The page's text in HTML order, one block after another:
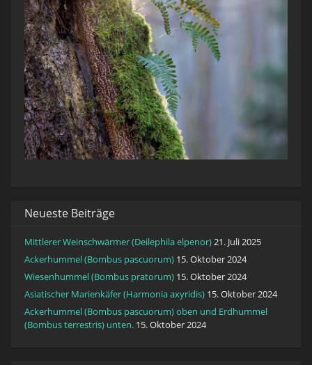
Neueste Beiträge
Mittlerer Weinschwärmer (Deilephila elpenor)21. Juli 2025
Ackerhummel (Bombus pascuorum) 15. Oktober 2024
Wiesenhummel (Bombus pratorum) 15. Oktober 2024
Asiatischer Marienkäfer (Harmonia axyridis) 15. Oktober 2024
Ackerhummel (Bombus pascuorum) oben und Erdhummel
(Bombus terrestris) unten. 15. Oktober 2024